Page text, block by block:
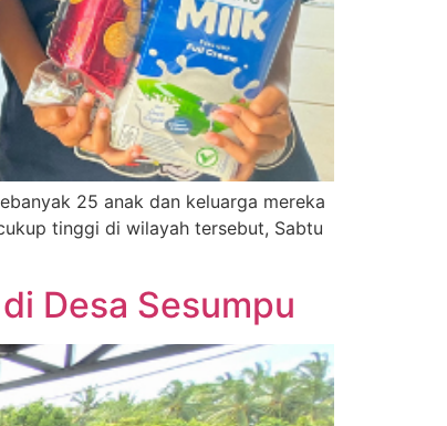
25 anak dan keluarga mereka
tinggi di wilayah tersebut, Sabtu
Desa Sesumpu